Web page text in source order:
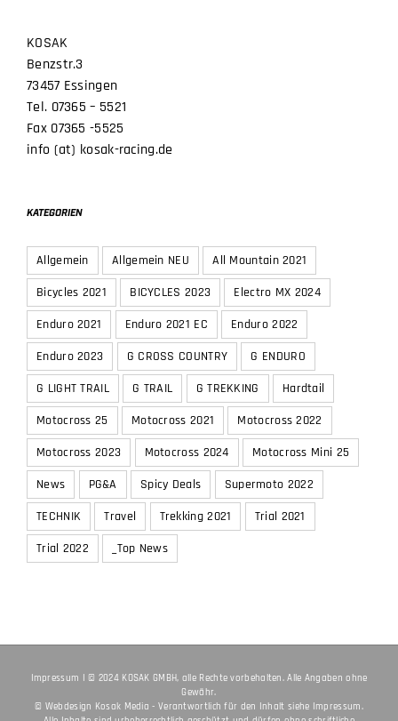
KOSAK
Benzstr.3
73457 Essingen
Tel. 07365 – 5521
Fax 07365 -5525
info (at) kosak-racing.de
KATEGORIEN
Allgemein Allgemein NEU
All Mountain 2021
Bicycles 2021
BICYCLES 2023
Electro MX 2024
Enduro 2021
Enduro 2021 EC
Enduro 2022
Enduro 2023
G CROSS COUNTRY
G ENDURO
G LIGHT TRAIL
G TRAIL G TREKKING
Hardtail
Motocross 25
Motocross 2021
Motocross 2022
Motocross 2023
Motocross 2024
Motocross Mini 25
News
PG&A Spicy Deals
Supermoto 2022
TECHNIK
Travel Trekking 2021
Trial 2021
Trial 2022
_Top News
Impressum I © 2024 KOSAK GMBH, alle Rechte vorbehalten. Alle Angaben ohne
Gewähr.
© Webdesign Kosak Media - Verantwortlich für den Inhalt siehe Impressum.